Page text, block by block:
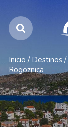
Inicio / Destinos /
Rogoznica